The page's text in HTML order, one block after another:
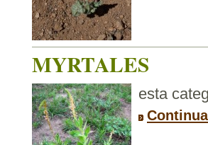
MYRTALES
esta